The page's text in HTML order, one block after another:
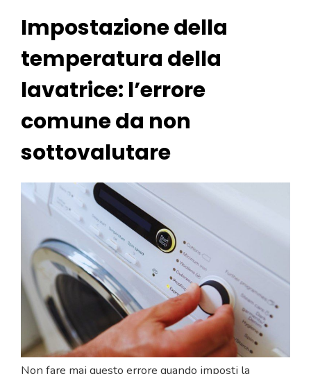
Impostazione della
temperatura della
lavatrice: l’errore
comune da non
sottovalutare
Non fare mai questo errore quando imposti la